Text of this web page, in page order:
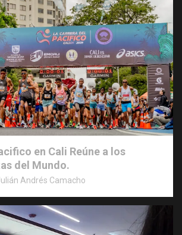
en Cali Reúne a los
del Mundo.
Andrés Camacho